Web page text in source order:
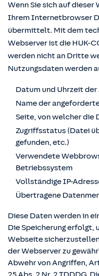
Wenn Sie sich auf dieser
Ihrem Internetbrowser
übermittelt. Mit dem
Webserver ist die HUK-
werden nicht an Dritte
Nutzungsdaten werden
Datum und Uhrzeit
Name der
Seite, von welcher die
Zugriffsstatus (Datei
gefunden, etc.)
Verwendete
Betriebssystem
Vollständige IP-
Übertragene
Diese Daten werden in
Die Speicherung erfolgt,
Webseite
der Webserver zu
Abwehr von Angriffen,